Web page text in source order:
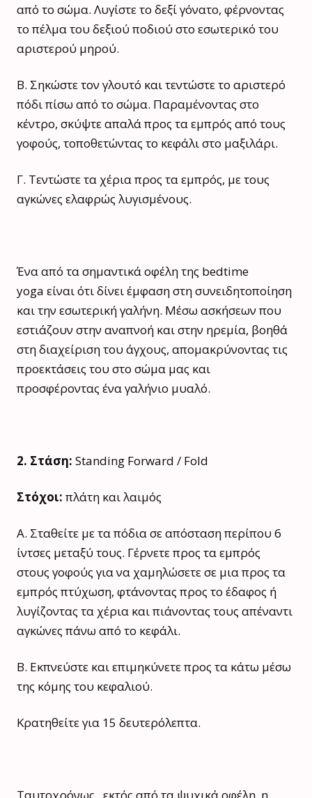
από το σώμα. Λυγίστε το δεξί γόνατο, φέρνοντας
το πέλμα του δεξιού ποδιού στο εσωτερικό του
αριστερού μηρού.
B. Σηκώστε τον γλουτό και τεντώστε το αριστερό
πόδι πίσω από το σώμα. Παραμένοντας στο
κέντρο, σκύψτε απαλά προς τα εμπρός από τους
γοφούς, τοποθετώντας το κεφάλι στο μαξιλάρι.
Γ. Τεντώστε τα χέρια προς τα εμπρός, με τους
αγκώνες ελαφρώς λυγισμένους.
Ένα από τα σημαντικά οφέλη της bedtime
yoga είναι ότι δίνει έμφαση στη συνειδητοποίηση
και την εσωτερική γαλήνη. Μέσω ασκήσεων που
εστιάζουν στην αναπνοή και στην ηρεμία, βοηθά
στη διαχείριση του άγχους, απομακρύνοντας τις
προεκτάσεις του στο σώμα μας και
προσφέροντας ένα γαλήνιο μυαλό.
2. Στάση: Standing Forward / Fold
Στόχοι: πλάτη και λαιμός
A. Σταθείτε με τα πόδια σε απόσταση περίπου 6
ίντσες μεταξύ τους. Γέρνετε προς τα εμπρός
στους γοφούς για να χαμηλώσετε σε μια προς τα
εμπρός πτύχωση, φτάνοντας προς το έδαφος ή
λυγίζοντας τα χέρια και πιάνοντας τους απέναντι
αγκώνες πάνω από το κεφάλι.
B. Εκπνεύστε και επιμηκύνετε προς τα κάτω μέσω
της κόμης του κεφαλιού.
Κρατηθείτε για 15 δευτερόλεπτα.
Ταυτοχρόνως, εκτός από τα ψυχικά οφέλη, η